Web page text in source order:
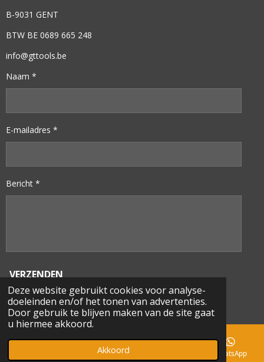
Deze website gebruikt cookies voor analyse-
doeleinden en/of het tonen van advertenties.
Door gebruik te blijven maken van de site gaat
u hiermee akkoord.
Akkoord
B-9031 GENT
BTW BE 0689 665 248
info@gttools.be
Naam *
E-mailadres *
Bericht *
VERZENDEN
© 2023GTTOOLS
Telefoonnummer WhatsApp